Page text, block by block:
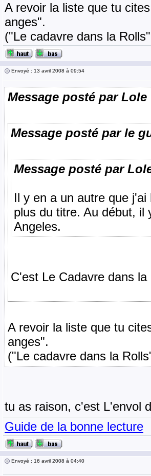
A revoir la liste que tu
anges".
("Le cadavre dans la
Envoyé : 13 avril 2008 à 09:54
Message posté par Lole
Message posté par le
Message posté par
Il y en a un autre que
plus du titre. Au début, il
Angeles.
C'est Le Cadavre dans la
A revoir la liste que tu
anges".
("Le cadavre dans la
tu as raison, c'est L'envol
Guide de la bonne lecture
Envoyé : 16 avril 2008 à 04:40